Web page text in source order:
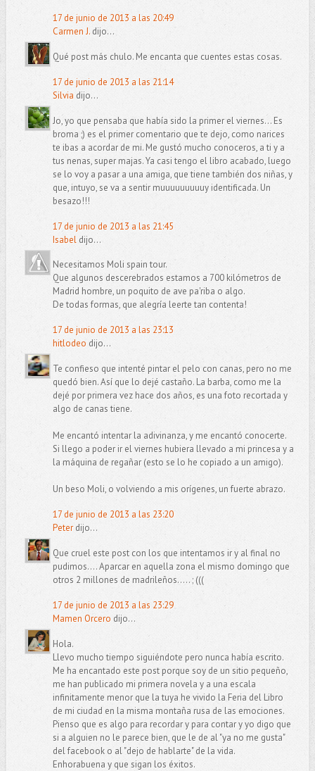
17 de junio de 2013 a las 20:49
Carmen J.dijo...
Qué post más chulo. Me encanta que cuentes estas cosas.
17 de junio de 2013 a las 21:14
Silvia dijo...
Jo, yo que pensaba que había sido la primer el viernes... Es
broma ;) es el primer comentario que te dejo, como narices
te ibas a acordar de mi. Me gustó mucho conoceros, a ti y a
tus nenas, super majas. Ya casi tengo el libro acabado, luego
se lo voy a pasar a una amiga, que tiene también dos niñas, y
que, intuyo, se va a sentir muuuuuuuuuy identificada. Un
besazo!!!
17 de junio de 2013 a las 21:45
Isabeldijo...
Necesitamos Moli spain tour.
Que algunos descerebrados estamos a 700 kilómetros de
Madrid hombre, un poquito de ave pa'riba o algo.
De todas formas, que alegría leerte tan contenta!
17 de junio de 2013 a las 23:13
hitlodeo dijo...
Te confieso que intenté pintar el pelo con canas, pero no me
quedó bien. Así que lo dejé castaño. La barba, como me la
dejé por primera vez hace dos años, es una foto recortada y
algo de canas tiene.
Me encantó intentar la adivinanza, y me encantó conocerte.
Si llego a poder ir el viernes hubiera llevado a mi princesa y a
la máquina de regañar (esto se lo he copiado a un amigo).
Un beso Moli, o volviendo a mis orígenes, un fuerte abrazo.
17 de junio de 2013 a las 23:20
Peterdijo...
Que cruel este post con los que intentamos ir y al final no
pudimos.... Aparcar en aquella zona el mismo domingo que
otros 2 millones de madrileños..... ; (((
17 de junio de 2013 a las 23:29
Mamen Orcero dijo...
Hola.
Llevo mucho tiempo siguiéndote pero nunca había escrito.
Me ha encantado este post porque soy de un sitio pequeño,
me han publicado mi primera novela y a una escala
infinitamente menor que la tuya he vivido la Feria del Libro
de mi ciudad en la misma montaña rusa de las emociones.
Pienso que es algo para recordar y para contar y yo digo que
si a alguien no le parece bien, que le de al "ya no me gusta"
del facebook o al "dejo de hablarte" de la vida.
Enhorabuena y que sigan los éxitos.